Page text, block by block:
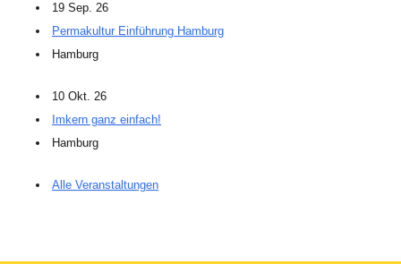
19 Sep. 26
Permakultur Einführung Hamburg
Hamburg
10 Okt. 26
Imkern ganz einfach!
Hamburg
Alle Veranstaltungen